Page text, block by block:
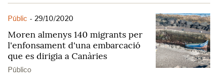
Públic - 29/10/2020
Moren almenys 140 migrants per
l'enfonsament d'una embarcació
que es dirigia a Canàries
Público